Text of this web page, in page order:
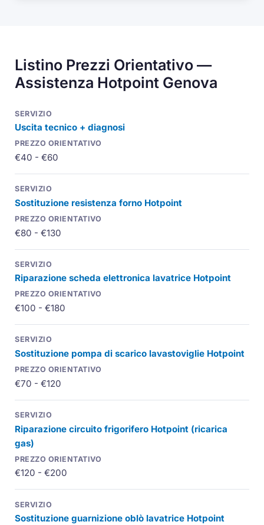
Listino Prezzi Orientativo —
Assistenza Hotpoint Genova
Uscita tecnico + diagnosi
€40 - €60
Sostituzione resistenza forno Hotpoint
€80 - €130
Riparazione scheda elettronica lavatrice Hotpoint
€100 - €180
Sostituzione pompa di scarico lavastoviglie Hotpoint
€70 - €120
Riparazione circuito frigorifero Hotpoint (ricarica
gas)
€120 - €200
Sostituzione guarnizione oblò lavatrice Hotpoint